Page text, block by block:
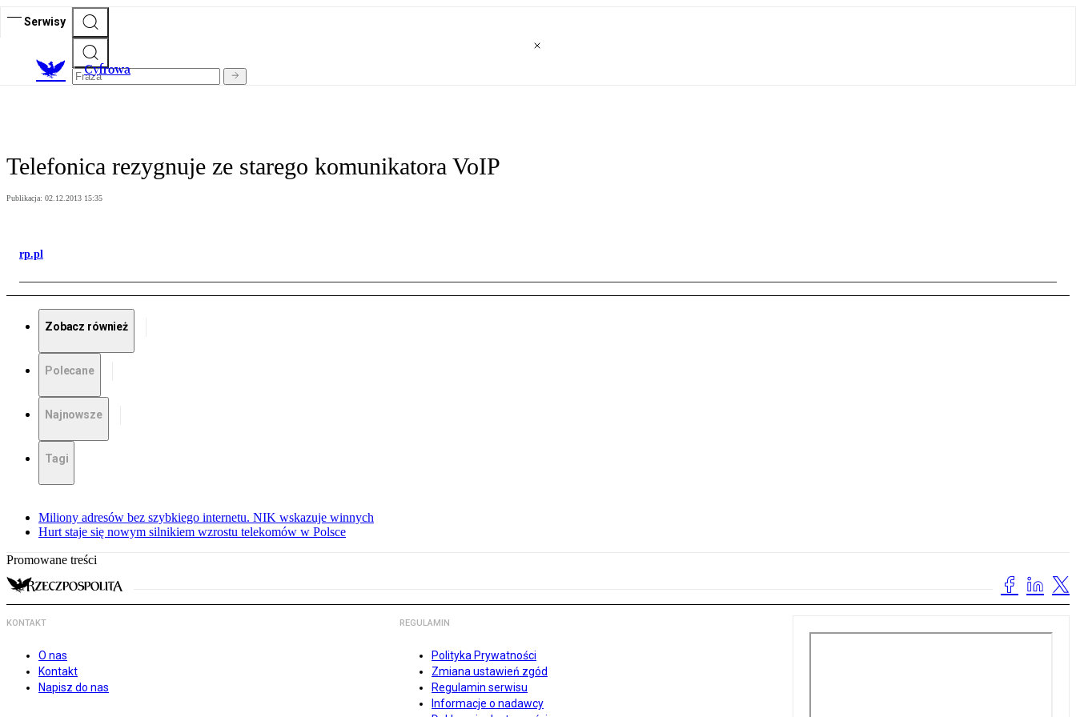
Serwisy
Cyfrowa
Telefonica rezygnuje ze starego komunikatora VoIP
Publikacja: 02.12.2013 15:35
rp.pl
Zobacz również
Polecane
Najnowsze
Tagi
Miliony adresów bez szybkiego internetu. NIK wskazuje winnych
Hurt staje się nowym silnikiem wzrostu telekomów w Polsce
Promowane treści
KONTAKT
O nas
Kontakt
Napisz do nas
REGULAMIN
Polityka Prywatności
Zmiana ustawień zgód
Regulamin serwisu
Informacje o nadawcy